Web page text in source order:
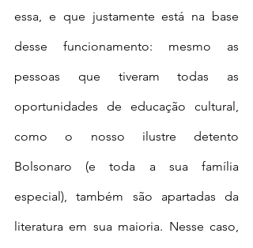
essa, e que justamente está na base
desse funcionamento: mesmo as
pessoas que tiveram todas as
oportunidades de educação cultural,
como o nosso ilustre detento
Bolsonaro (e toda a sua família
especial), também são apartadas da
literatura em sua maioria. Nesse caso,